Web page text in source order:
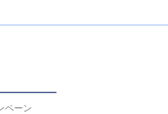
ペーン